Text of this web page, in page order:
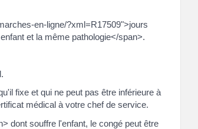
en-ligne/?xml=R17509">jours
et la même pathologie</span>.
fixe et qui ne peut pas être inférieure à
médical à votre chef de service.
dont souffre l'enfant, le congé peut être